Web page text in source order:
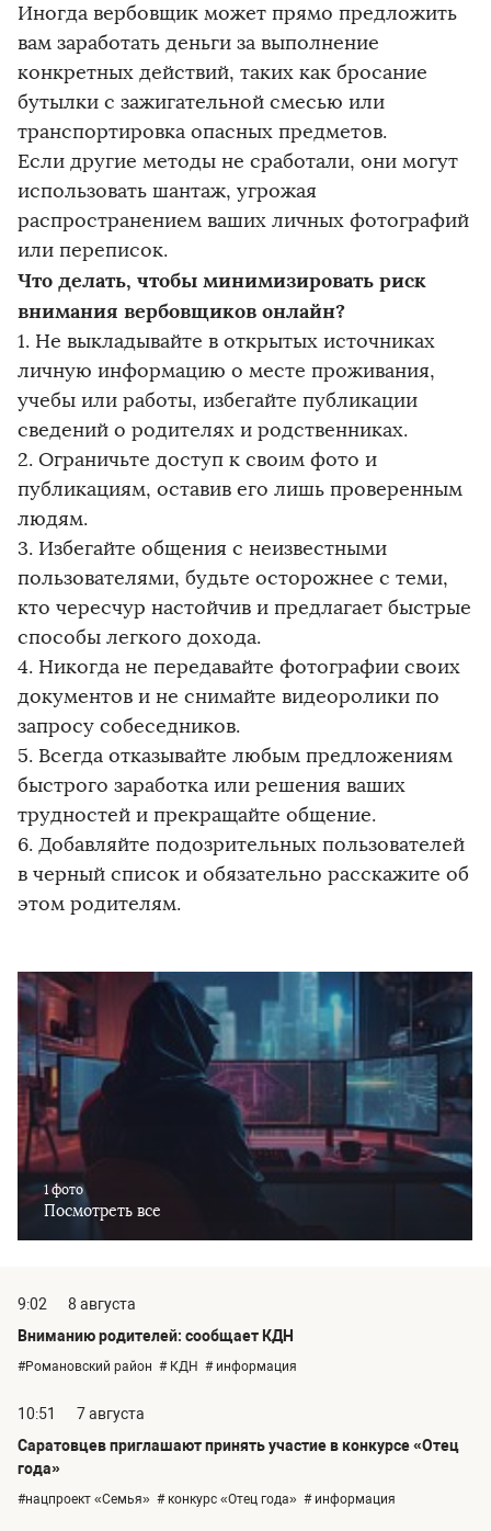
Иногда вербовщик может прямо предложить
вам заработать деньги за выполнение
конкретных действий, таких как бросание
бутылки с зажигательной смесью или
транспортировка опасных предметов.
Если другие методы не сработали, они могут
использовать шантаж, угрожая
распространением ваших личных фотографий
или переписок.
Что делать, чтобы минимизировать риск
внимания вербовщиков онлайн?
1. Не выкладывайте в открытых источниках
личную информацию о месте проживания,
учебы или работы, избегайте публикации
сведений о родителях и родственниках.
2. Ограничьте доступ к своим фото и
публикациям, оставив его лишь проверенным
людям.
3. Избегайте общения с неизвестными
пользователями, будьте осторожнее с теми,
кто чересчур настойчив и предлагает быстрые
способы легкого дохода.
4. Никогда не передавайте фотографии своих
документов и не снимайте видеоролики по
запросу собеседников.
5. Всегда отказывайте любым предложениям
быстрого заработка или решения ваших
трудностей и прекращайте общение.
6. Добавляйте подозрительных пользователей
в черный список и обязательно расскажите об
этом родителям.
1 фото
Посмотреть все
9:02
8 августа
Вниманию родителей: сообщает КДН
#Романовский район # КДН # информация
10:51
7 августа
Саратовцев приглашают принять участие в конкурсе «Отец
года»
#нацпроект «Семья» # конкурс «Отец года» # информация